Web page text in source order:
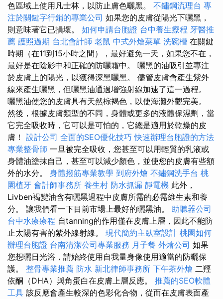
色區域上使用凡士林，以防止膚色曬黑。 不鏽鋼流理台 專
注於關鍵字行銷的專業公司 如果您的皮膚從陽光下曬黑，
則意味著它已損壞。 如何申請台胞證 台中養生療程 牙醫推
薦 護照過期 台北會計師 老鼠 中式外燴菜單 洗碗槽 在關鍵
時期（在11到15小時之間），最好避免一天，如果您不在，
最好是在陰影中和正確的防曬霜中。 曬黑的油吸引並專注
於皮膚上的陽光，以獲得深黑曬黑。 儘管皮膚會產生紫外
線來產生曬黑，但曬黑油通過增強射線加速了這一過程。
曬黑油使您的皮膚具有天然棕褐色，以使海灘外觀完美。
然後，根據皮膚類型的不同，身體或更多的液體保濕劑，當
它完全吸收時，它可以是可怕的，它總是適用於乾燥的皮
膚！ 設計公司 全面的SEO優化技巧 快速辦理台胞證的方法
專業整骨師 一旦被完全吸收，您甚至可以用輕質的乳液或
身體油塗抹自己，甚至可以減少顏色，並使您的皮膚有些額
外的水分。 身體撥筋專業教學 到府外燴 不鏽鋼洗手台 桃
園植牙 會計師事務所 養生村 防水抓漏 靜電機 此外，
Livben褐變油含有曬黑過程中皮膚所需的必需維生素和養
分。 讓我們看一下目前市場上最好的曬黑油。 助聽器公司
台中水療療程 自tanning的作用僅在皮膚上層，因此不能防
止太陽有害的紫外線射線。 現代簡約主臥室設計 桃園如何
辦理台胞證 台南清潔公司專業服務 月子餐 外燴公司 如果
您想曬日光浴，請始終使用自我量身像使用適當的防曬保
護。 整骨專業推薦 防水 新北律師事務所 下午茶外燴 二羥
依酮（DHA）與角蛋白在皮膚上層反應。 推薦的SEO軟體
工具 該反應會產生較深的色彩化合物，從而在皮膚表面產